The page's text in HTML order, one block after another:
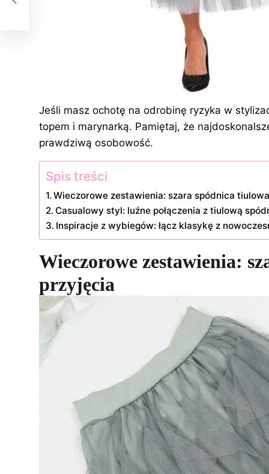
Jeśli masz ochotę na odrobinę ryzyka w
topem i marynarką. Pamiętaj, że
prawdziwą osobowość.
Spis treści
Wieczorowe zestawienia: szara spódnica
Casualowy styl: luźne połączenia z tiulową
Inspiracje z wybiegów: łącz klasykę z
Wieczorowe zestawienia:
przyjęcia